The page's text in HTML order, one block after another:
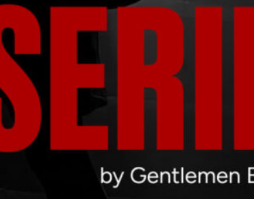
in Austria